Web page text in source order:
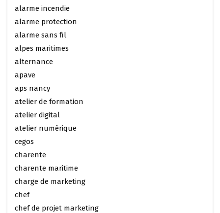
alarme incendie
alarme protection
alarme sans fil
alpes maritimes
alternance
apave
aps nancy
atelier de formation
atelier digital
atelier numérique
cegos
charente
charente maritime
charge de marketing
chef
chef de projet marketing